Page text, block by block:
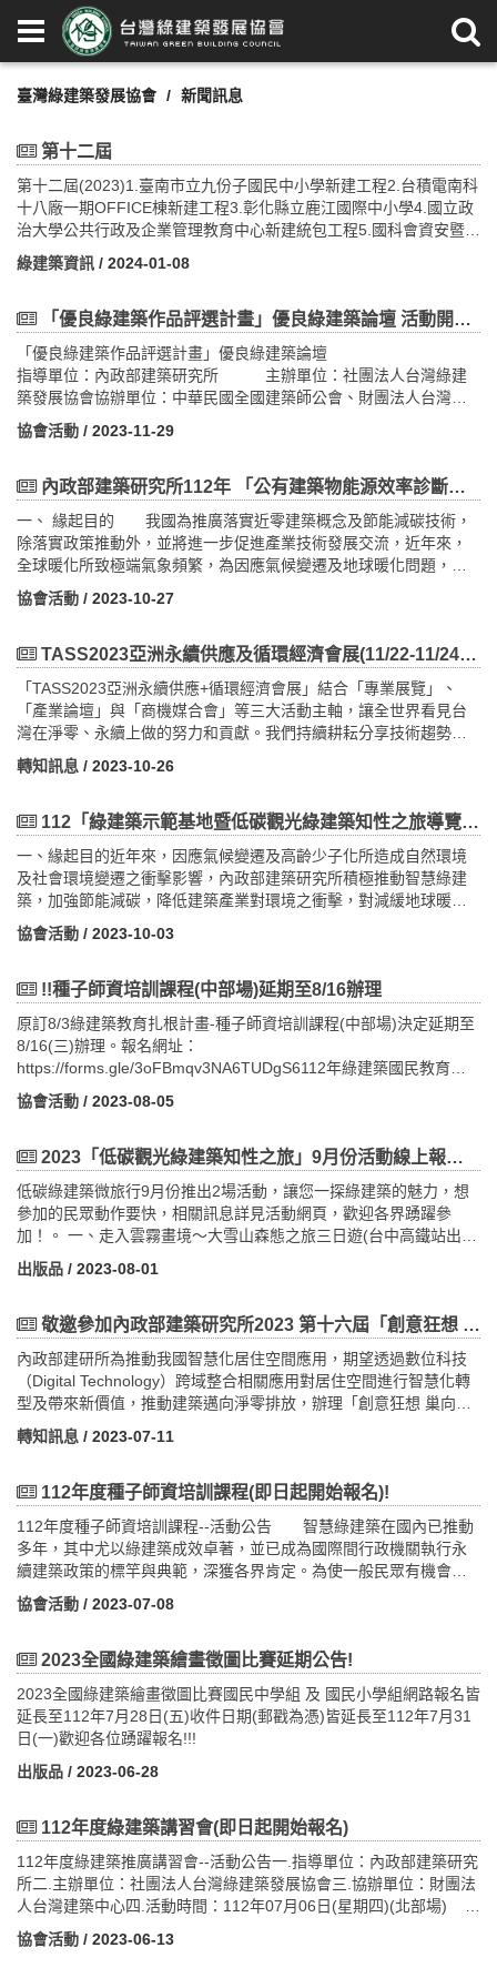
臺灣綠建築發展協會 新聞訊息
第十二屆
第十二屆(2023)1.臺南市立九份子國民中小學新建工程2.台積電南科
十八廠一期OFFICE棟新建工程3.彰化縣立鹿江國際中小學4.國立政
治大學公共行政及企業管理教育中心新建統包工程5.國科會資安暨智
慧科技研發大樓6.屏東縣生態節能示範綠建築7.臺南市立圖書館總館
興建工程8.臺北市北投區奇岩公共住宅新建工程9.高雄市大社非營利
鉛筆龍潭工廠新建工程12.豐泰文教基金會綠園區
綠建築資訊 / 2024-01-08
「優良綠建築作品評選計畫」優良綠建築論壇 活動開始報名~!!!
「優良綠建築作品評選計畫」優良綠建築論壇
指導單位：內政部建築研究所 主辦單位：社團法人台灣綠建
築發展協會協辦單位：中華民國全國建築師公會、財團法人台灣建
築中心一、 活動主旨為落實永續綠建築政策，普及綠建築，推動綠
建築設計，激發鼓勵綠建築創新設計並擴大表揚獎勵優良綠建築之
選活動，計有優良綠建築得獎作品118件。本（112）年度依據內政
良綠建築作品評選；活動自112年4月13日起至6月30日期間受理報
名，計有37件作品參選，經評選小組現地勘查及召開決選會議，計
選出優良綠建築作品12件。為提高優良綠建築得獎作品設計人及起
造人之榮譽感，爰規劃擴大舉辦第12屆優良綠建築得獎作品頒獎典
共同舉行，並於頒獎時播放得獎作品影片，以激發更多建築設計案
起而效尤，進而主動積極加入綠建築規劃設計之行列。特別配合舉
辦「優良綠建築論壇」，邀請得獎優良綠建築建築師介紹分享得獎
作品設計精要，供與會建築師及建築業界學習觀摩，以達教育示範
之實質功效。二、 活動重點第12屆優良綠建築得獎作品優良綠建築
12月8日（五）下午1時整至4時40分，假南港展覽館1館4樓403會議
師、潘冀聯合建築師事務所、林義傑建築師及羅婷頤建築師分享得
獎作品設計精要。（二） 論壇議程優良綠建築論壇案例分享地點
時間議程講師112年12月8日（五）南港展覽館1館4樓403會議室
12:30-13:00報到13:00-13:50新北市板橋浮洲合宜住宅店鋪、集合
住宅新建工程裴森吉建築師13:50-14:40國立政治大學公共行政及企
業管理教育中心新建統包工程王文錤專案經理侯冠如專案經理台積
圖書館總館新建工程羅婷頤建築師三、 報名方法（一） 報名截止
時間：112年12月6日（三）（二） 報名費用、名額：費用免費，
名額50人。（三） 報名方式：採網路報名制。報名網址：
https://reurl.cc/0ZrDno四、 課程相關證明（僅提參與優良綠建築論
務員終身學習時數認證。（三） 內政部國土管理署建築師執業執
協會活動 / 2023-11-29
內政部建築研究所112年 「公有建築物能源效率診斷評估 觀摩會」(即日起開始報名)
一、 緣起目的 我國為推廣落實近零建築概念及節能減碳技術，
除落實政策推動外，並將進一步促進產業技術發展交流，近年來，
全球暖化所致極端氣象頻繁，為因應氣候變遷及地球暖化問題，全
球目前已有130個國家宣示淨零排放目標，歐盟、美國及日本等相繼
提出於2050年達成碳中和或淨零排放之倡議，各國針對所屬之交通
策措施及策略。而臺灣身為世界公民的一員，以實際行動向國際展
考IEA及國際發展概念推動淨零建築，建築部門淨零排放目標為：
（1） 2030年公有新建建築物達建築能效1級或近零碳建築；（2）
2040年50%既有建築物更新為建築能效1級或近零碳建築；（3）
2050年100%新建建築物及超過85%既有建築物為近零碳建築，由公
築物能源效率，本所依據行政院核定之前瞻基礎建設計畫第4期
（112-113年）公共建設類「我國推動淨零建築與應用推廣計畫」六
大推動策略中之（4）公私協力全民參與推動淨零建築發展，分年分
階段辦理既有公有建築物能源效率診斷評估計畫，同時為了使業界
及民眾了解建築節能減碳及能源效率提升之相關技術及設計手法，
優良節能案例建置內容，讓與會者實際體驗及進一步了解近零建築
強化近零建築節能減碳技術之應用及推廣宣導目的。 本活動希
望透過案例現場交流觀摩，實地體驗各項近零建築設計手法與技術
應用，使目前正在參與或規劃中各類建築及實證場域單位相互觀摩
學習，縮短學習曲線，歡迎各級政府（機關）、各級學校單位人
員、相關業界先進及一般民眾踴躍報名參加!二、 預期效益 本次
講習會預計透過3場次的舉辦，呈現政府公有建築政策能源效率診斷
象：(一) 中央政府機關、各地直轄市、縣（市）政府暨所屬單位人
員。(二) 建築師、電機技師、土木技師、冷凍空調技師及相關公協
會團體會員。(三) 產官學研相關單位、近零相關廠商之從業人員及
一般民眾。(四) 各場次擬開放名額35名，額滿為止。四、 開課時間
場人數控管，不接受現場報名)(一) 第一場次觀摩擬訂於112年11月
擬訂於112年11月23日(星期四)第一商業銀行總行大樓辦理(報名滿
額)。(三) 第三場次觀摩擬訂於112年11月30日(星期四)綠能科技示
範場域辦理。五、 報名方法(一) 報名截止時間：第一場次：112年
11月02日（星期五）(活動已結束)第二場次：112年11月21日（星
期二）(報名額滿)第三場次：112年11月28日（星期二）(報名額滿)
(二) 報名費用、名額及方式：報名費用及名額：本次報名費用免
用GOOGLE表單建立報名表，讓學員詳細寫資料，以利製作及核發
相關積分證明。(三) 聯絡方式：社團法人台灣綠建築發展協會鄭先
生連絡電話：02-8667-6111#141傳真號碼：02-8667-6222連絡地
址：新北市新店區民權路95號3樓E-MAIL：
平安保險，故報名表需要留下參與人員姓名、電話、E-MAIL、身份
燒、喉嚨痛、咳嗽、疲勞倦怠等），不宜參加活動，敬請快篩或就
醫檢查。參與活動時建議全程配戴，本活動會場將提供消毒酒精，
供學員消毒手部，敬請多加利用。響應節能減碳、節省資源，本活
動不提供免洗用具，請自行攜帶。活動會場不提供停車服務，請盡
量搭乘大眾交通工具前往，或請自行安排停車位。主辦單位保有因
不可抗力因素導致活動調整異動或延期之權利。六、 課程相關證明
或認證時數者，請於報名時務必填列身分證字號，活動舉辦後將協
助登錄或製作研習證明。(一) 行政院公共工程委員會技師執業執
照換發積分。(二) 內政部營建署建築師執業執照換證積分。
(三) 公務員終身學習時數認證。七、 課程規劃（一）孫運璿綠
建築研究大樓 （綠色魔法學校）(活動已結束)時間： 112年11月6日
（星期一）地點：台南市北區小東路25號行程規劃如下：（時間依
協會活動 / 2023-10-27
TASS2023亞洲永續供應及循環經濟會展(11/22-11/24)即日起開始報名!
「TASS2023亞洲永續供應+循環經濟會展」結合「專業展覽」、
「產業論壇」與「商機媒合會」等三大活動主軸，讓全世界看見台
灣在淨零、永續上做的努力和貢獻。我們持續耕耘分享技術趨勢、
企業需求媒合，全面性的創造綠色未來，落實產業永續發展，今年
更攜手「氫淨城市博覽會」同期舉行，共同創造了史上最大的淨零
轉知訊息 / 2023-10-26
112「綠建築示範基地暨低碳觀光綠建築知性之旅導覽解說人員培訓課程」 開始報名~
一、緣起目的近年來，因應氣候變遷及高齡少子化所造成自然環境
及社會環境變遷之衝擊影響，內政部建築研究所積極推動智慧綠建
築，加強節能減碳，降低建築產業對環境之衝擊，對減緩地球暖化
善盡一己之力。為宣導綠建築節能減碳觀念，並進一步強化綠建築
觀念並推廣擴展，具體呈現臺灣綠建築政策落實之成果。本培訓課
導覽解說人員的綠建築知識與解說能力，達到未來解說之完整性與
參訪導覽並積極宣導及推廣。二、預期效益本次培訓課程透過2場
次，每場次為期3天的實體課程舉辦，可提升綠建築示範基地參訪及
低碳觀光綠建築旅遊之導覽解說人員的綠建築基本認知、加強解說
品質，使民眾藉由參訪活動之過程，將綠建築設計概念與節能減碳
範基地」參訪：邀請現有示範基地解說講師、綠建築講師、各示範
基地之設計單位及各建築相關公(協)會所屬會員派人員參訓。（二）
「低碳觀光綠建築」旅遊：邀請現有低碳綠建築知性之旅導覽人
員、社團法人臺灣生態旅遊協會、中華民國觀光領隊協會、中華民
國觀光導遊協會、旅行業同業公會，且需具備帶團經驗及領有導遊
日(星期三、四、五)舉辦活動 (南部場)-10月26、
日起至112年10月16日（星期一）止。 (南部場)-
即日起至112年10月23日（星期一）止。（三）報名方式： 採線上
報名：https://reurl.cc/gaD837（四）本次採實體上課辦理，限名40
額。（五）參訓證明發放認定：每場次為期3天的課程，以參加場次
為主。示範基地解說講師：只需參加基礎課程與參訪課程(2天)。低
碳綠建築導遊：需全程參加培訓課程(3天)。 五、 課程相關證明(一)
規劃內政部建築研究所綠建築示範基地暨低碳觀光綠建築知性之旅
導覽解說人員培訓課程（第一天）日期地點課程內容時間講師備註
112年10月18日（星期三）(北)112年10月26日（星期四）(南)
大坪林聯合開發大樓第二講習教室(北)國立成功大學運璿綠建築科技
淨零建築政策推廣內政部建築研究所30min10：3012：00綠建築減
餐13：3015：00逐步邁向淨零的木構建築作品王銘顯建築師(北部
場)90min陳冠帆技師(南部場)15：0015：10休息時間15：1016：
40綠建築解說導覽技巧陳海曙副教授90min結束 內政部建築研究所
綠建築示範基地暨低碳觀光綠建築知性之旅導覽解說人員培訓課程
（第二天）日期地點課程內容時間講師備註112年10月19日（星期
四）(北)112年10月27日（星期五）(南)大坪林聯合開發大樓第二講
煌講師120min12：0013：00中午用餐14：3016：30(北)北部場參
訪-(優良綠建築案例-滬尾休閒園區)陳海曙副教授
120min13:3015:30(南)南部場參訪-(優良綠建築案例-國立成功大學
運璿綠建築科技大樓)張從怡助理教授結束 內政部建築研究所綠建築
天）日期地點課程內容時間時間備註112年10月20日（星期五）
協會活動 / 2023-10-03
!!種子師資培訓課程(中部場)延期至8/16辦理
原訂8/3綠建築教育扎根計畫-種子師資培訓課程(中部場)決定延期至
8/16(三)辦理。報名網址：
https://forms.gle/3oFBmqv3NA6TUDgS6112年綠建築國民教育種
子師資培訓課程日期/地點課程內容時間講師備註（南區）112年8月
10日（星期四）高雄市政府鳳山行政中心大禮堂 （中區）延期至
112年8月23日（星期三）新北市政府511簡報室13：0013：20報
與淨零建築政策推廣內政部建築研究所薦派20min13：4515：15綠
建築九大指標概述及數位教材解說國立政治大學地政學系孫振義教
授90min15：1515：25休 息15：2516：15既有國民中小學校園改
善案例介紹國立臺北科技大學建築系邵文政教授50min16：1516：
港國小中區：台中市大坑國小北區：新北市新市國小南區：劉木賢
建築師 中區：黃文彬建築師 北區：石昭永建築師50min17：1517：
30綜合討論
協會活動 / 2023-08-05
2023「低碳觀光綠建築知性之旅」9月份活動線上報名開跑！(即日起)~
低碳綠建築微旅行9月份推出2場活動，讓您一探綠建築的魅力，想
參加的民眾動作要快，相關訊息詳見活動網頁，歡迎各界踴躍參
加！。 一、走入雲霧畫境～大雪山森態之旅三日遊(台中高鐵站出
發)(請點我)(2023-09-10週日出發)行程特色路線分級：健行級終年
雲霧繚繞，伴著古老的鐵杉巨木，猶如置身潑墨畫中， 層層山巒間
別塵俗，走入雲霧畫境，來趟纖綠SPA之旅…【行程內容】
山林道—森林浴步道(43K-41K)—大雪山餐廳(晚餐)宿大雪山莊小木
屋或大雪山賓館第2天 餐廳(早餐)—前往48-49K體驗森林生態(埡口
觀景台.雪山神木.天池)—餐廳(午餐)-綠建築—遊客服務中心─環站森
林浴步道或自由活動─大雪山餐廳(晚餐) 宿大雪山莊小木屋或大雪山
道→返回台中高鐵站【活動費用】包含項目：每人$8,800元(小木屋
2人1間一大一小床)；$8,200元(小木屋3人1間一大一小床)；每人
$8,500元 (大雪山賓館2人一間 -1大床或2小床)；單人住宿每人
$10,900元(大雪山賓館)
(費用包含:中型遊覽車資、大雪山莊小木屋或大雪山賓館套房、七
車票請自理搭乘高鐵建議車次，高鐵票自理(請盡早訂票)
610車次– 07:35左營出發，08:30扺逹台中高鐵站
回程 北上 670車次–18:32台中出發，19:33抵達台北高鐵站；南下
667車次–18:25台中出發，19:20抵達左營高鐵站 二、南橫檜樂
遊‧向陽中之關森活趣三日遊(請點我) (2023-09-14週四出發)行程
特色步道分級：健行級1.美麗又脆弱的南橫公路，歷時4年4個月的
興建，連貫南部地區東西橫貫公路，八八風災路段以後，踏上將近
現人與生態共存與共榮之美。2.南橫公路的兩端是台東縣與高雄市，
沿途風光是原住民族美麗的部落，更是產業多元發展的風景線，關
山米與咖啡、梅山的梅子、六龜的山茶等，還有不同海拔高度呈現
的森林景觀，交織而成的人文產業是南橫厚實的底蘊。3.新威行政中
筆直高大的桃花心木步道，漫步其中伸展身體，為南橫之旅畫下美
出版品 / 2023-08-01
敬邀參加內政部建築研究所2023 第十六屆「創意狂想 巢向未來」智慧化居住空間創意競賽(報名至7/31截止)
內政部建研所為推動我國智慧化居住空間應用，期望透過數位科技
（Digital Technology）跨域整合相關應用對居住空間進行智慧化轉
型及帶來新價值，推動建築邁向淨零排放，辦理「創意狂想 巢向未
來」智慧化居住空間創意競賽，期望發掘我國於建築空間及社區場
域結合新興科技應用之實例，接軌創新趨勢達到實踐ESG環境永續
益。 若進入決賽(前10名)將可獲得以下競賽免費宣傳曝光：邀請出
技師參與)競賽專輯曝光專書出版曝光成果發表交流會曝光建築師跟
建商產業參訪新聞媒體露出前三名可獲建築師專刊訪問 邀請 貴公司
參與內政部建研所主辦之「創意狂想 巢向未來」智慧化居住空間創
意競賽，若有興趣進一步了解資訊，請與競賽窗口聯繫：連絡人：
-mail：design.ils2023@gmail.com謝謝您！ 競賽網頁：
https://design.ils.org.tw/報名時間：即日起~至112年7月31日止報名
網址：【請按此報名參賽】
轉知訊息 / 2023-07-11
112年度種子師資培訓課程(即日起開始報名)!
112年度種子師資培訓課程--活動公告 智慧綠建築在國內已推動
多年，其中尤以綠建築成效卓著，並已成為國際間行政機關執行永
續建築政策的標竿與典範，深獲各界肯定。為使一般民眾有機會親
身體驗親近綠建築，以普及綠建築節能減碳的環保理念；惟不少學
者專家建議，環境教育宣導應融入學校課程從小扎根，以深入影響
作以深入國小納入環境教育，以及透過網路雲端以達到有效普及應
綠建築概念，本次與新北市教育局、臺中市教育局、高雄市教育局
合作規劃培訓課程，擬舉辦北中南3場「綠建築種子師資培訓」，課
程規劃上以綠建築數位教材解說為主，配合既有校園改善案例、綠
建築校園案例，結合成一套系統以利參與之學校教育行政人員進行
綠建築發展協會三.協辦單位：新北市教育局、臺中市教育局、高雄
市教育局四.開課時間及地點： (一)中部場：112年08月03日(星
期四)13:00-17:30 台灣建築中心台中分部會議室(臺中市西區台灣大
道二段536號12樓) (二)南部場：112年08月10日(星期四)13:00-
17:30 高雄市政府鳳山行政中心大禮堂(高雄市鳳山區光復路二段
17:30 新北市政府511簡報室(新北市板橋區中山路1段161號)五.課程
協會活動 / 2023-07-08
2023全國綠建築繪畫徵圖比賽延期公告!
2023全國綠建築繪畫徵圖比賽國民中學組 及 國民小學組網路報名皆
延長至112年7月28日(五)收件日期(郵戳為憑)皆延長至112年7月31
日(一)歡迎各位踴躍報名!!!
出版品 / 2023-06-28
112年度綠建築講習會(即日起開始報名)
112年度綠建築推廣講習會--活動公告一.指導單位：內政部建築研究
所二.主辦單位：社團法人台灣綠建築發展協會三.協辦單位：財團法
人台灣建築中心四.活動時間：112年07月06日(星期四)(北部場)
112年07月14日(星期五)(中部場) 112年07
月21日(星期五)(南部場)五.開課時間及地點： (一)112年07月06
協會活動 / 2023-06-13